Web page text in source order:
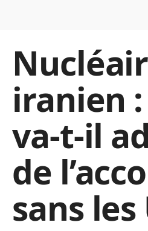
iranien
va-t-il
de
sans les